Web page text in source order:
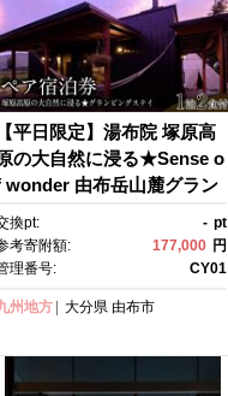
【平日限定】湯布院 塚原高
の大自然に浸る★Sense o
wonder 由布岳山麓グラン
ピング・リゾート＜1泊２食
＞ペア宿泊券 | 宿泊券 宿
旅行券 温泉 観光 旅行 ホ
トラベルクーポン トラベ
換pt: - pt
考寄附額:
177,000 円
理番号:
CY01
州地方 大分県 由布市